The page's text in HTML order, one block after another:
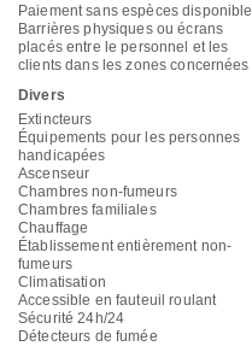
Paiement sans espèces disponible
Barrières physiques ou écrans
placés entre le personnel et les
clients dans les zones concernées
Divers
Extincteurs
Équipements pour les personnes
handicapées
Ascenseur
Chambres non-fumeurs
Chambres familiales
Chauffage
Établissement entièrement non-
fumeurs
Climatisation
Accessible en fauteuil roulant
Sécurité 24h/24
Détecteurs de fumée